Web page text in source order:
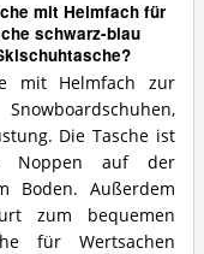
mit Helmfach für
schwarz-blau
mit Helmfach zur
Die Tasche ist
Noppen auf der
Boden. Außerdem
zum bequemen
für Wertsachen